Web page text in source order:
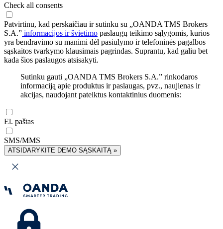
Check all consents
Patvirtinu, kad perskaičiau ir sutinku su „OANDA TMS Brokers
S.A.” informacijos ir švietimo paslaugų teikimo sąlygomis, kurios
yra bendravimo su manimi dėl pasiūlymo ir telefoninės pagalbos
sąskaitos tvarkymo klausimais pagrindas. Suprantu, kad galiu bet
kada šios paslaugos atsisakyti.
Sutinku gauti „OANDA TMS Brokers S.A.” rinkodaros
informaciją apie produktus ir paslaugas, pvz., naujienas ir
akcijas, naudojant pateiktus kontaktinius duomenis:
El. paštas
SMS/MMS
ATSIDARYKITE DEMO SĄSKAITĄ »